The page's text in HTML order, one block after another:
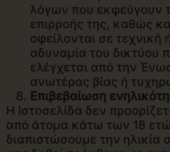
λόγων που εκφεύγουν
επιρροής της, καθώς
οφείλονται σε τεχνική
αδυναμία του δικτύου
ελέγχεται από την
ανωτέρας βίας ή
Επιβεβαίωση
Η Ιστοσελίδα δεν
από άτομα κάτω των 18
διαπιστώσουμε την ηλικία